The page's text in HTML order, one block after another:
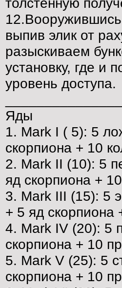
выпив элик от
разыскиваем
установку, где и
уровень доступа.
Яды
1. Mark I ( 5): 5
скорпиона + 10
2. Mark II (10): 5
яд скорпиона +
3. Mark III (15): 5
+ 5 яд скорпиона
4. Mark IV (20): 5
скорпиона + 10
5. Mark V (25): 5
скорпиона + 10